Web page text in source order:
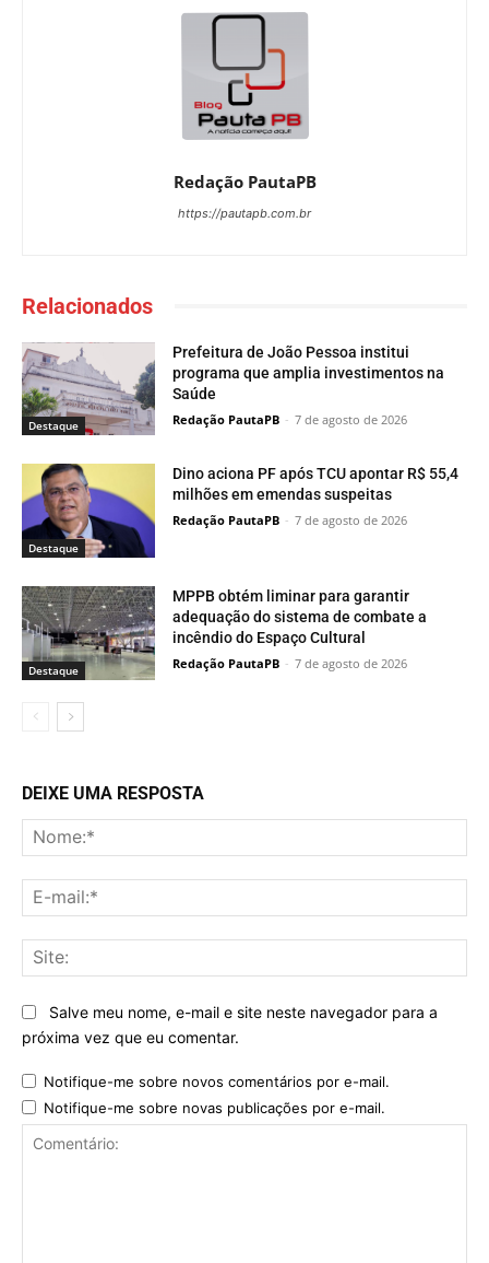
Redação PautaPB
https://pautapb.com.br
Relacionados
Destaque
Prefeitura de João Pessoa institui
programa que amplia investimentos na
Saúde
Redação PautaPB - 7 de agosto de 2026
Destaque
Dino aciona PF após TCU apontar R$ 55,4
milhões em emendas suspeitas
Redação PautaPB - 7 de agosto de 2026
Destaque
MPPB obtém liminar para garantir
adequação do sistema de combate a
incêndio do Espaço Cultural
Redação PautaPB - 7 de agosto de 2026
DEIXE UMA RESPOSTA
Salve meu nome, e-mail e site neste navegador para a
próxima vez que eu comentar.
Notifique-me sobre novos comentários por e-mail.
Notifique-me sobre novas publicações por e-mail.